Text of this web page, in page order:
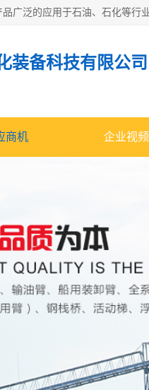
装备科技有限公司
商机 企业视频